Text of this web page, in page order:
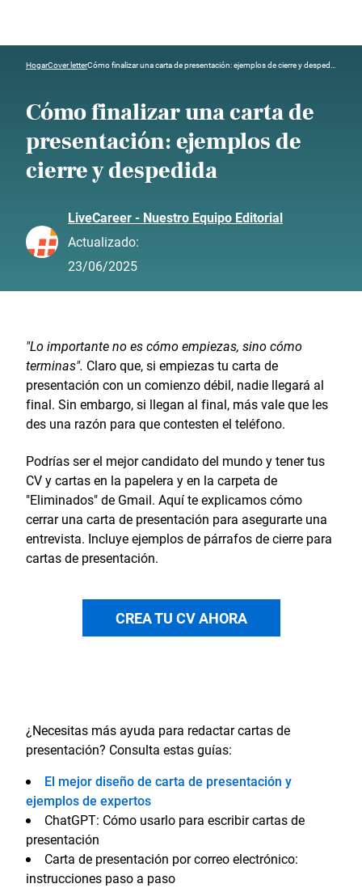
HogarCover letter Cómo finalizar una carta de presentación: ejemplos de cierre y despedida
Cómo finalizar una carta de
presentación: ejemplos de
cierre y despedida
LiveCareer - Nuestro Equipo Editorial
Actualizado:
23/06/2025
"Lo importante no es cómo empiezas, sino cómo
terminas". Claro que, si empiezas tu carta de
presentación con un comienzo débil, nadie llegará al
final. Sin embargo, si llegan al final, más vale que les
des una razón para que contesten el teléfono.
Podrías ser el mejor candidato del mundo y tener tus
CV y cartas en la papelera y en la carpeta de
"Eliminados" de Gmail. Aquí te explicamos cómo
cerrar una carta de presentación para asegurarte una
entrevista. Incluye ejemplos de párrafos de cierre para
cartas de presentación.
CREA TU CV AHORA
¿Necesitas más ayuda para redactar cartas de
presentación? Consulta estas guías:
El mejor diseño de carta de presentación y
ejemplos de expertos
ChatGPT: Cómo usarlo para escribir cartas de
presentación
Carta de presentación por correo electrónico:
instrucciones paso a paso